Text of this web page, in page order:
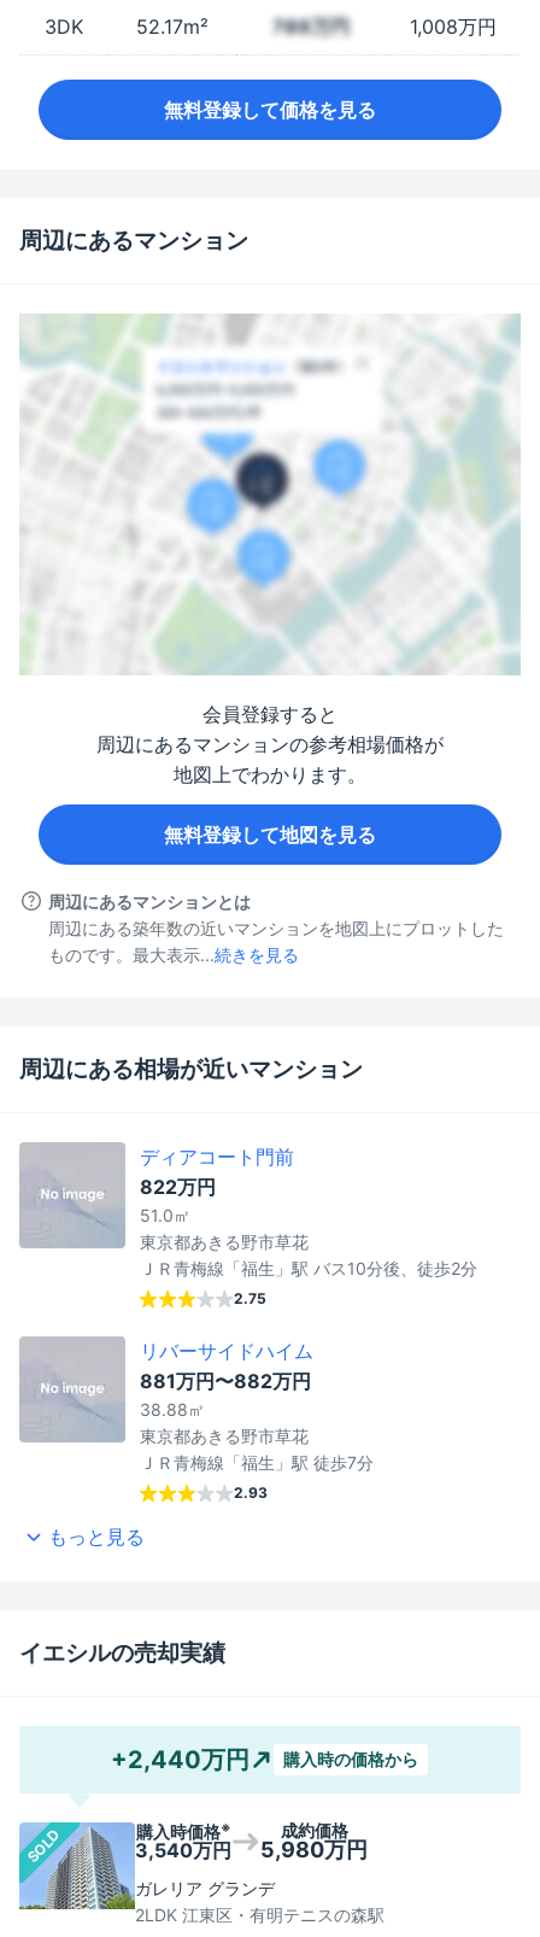
3DK 52.17m² 789万円 1,008万円
無料登録して価格を見る
周辺にあるマンション
会員登録すると
周辺にあるマンションの参考相場価格が
地図上でわかります。
無料登録して地図を見る
周辺にあるマンションとは
周辺にある築年数の近いマンションを地図上にプロットした
ものです。最大表示...続きを見る
周辺にある相場が近いマンション
ディアコート門前
822万円
51.0㎡
東京都あきる野市草花
ＪＲ青梅線「福生」駅 バス10分後、徒歩2分
2.75
リバーサイドハイム
881万円〜882万円
38.88㎡
東京都あきる野市草花
ＪＲ青梅線「福生」駅 徒歩7分
2.93
もっと見る
イエシルの売却実績
購入時の価格から
+2,440万円
SOLD 購入時価格※
3,540万円
成約価格
5,980万円
ガレリア グランデ
2LDK 江東区・有明テニスの森駅